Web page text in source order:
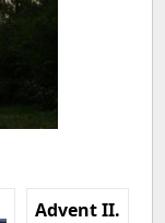
Advent II.